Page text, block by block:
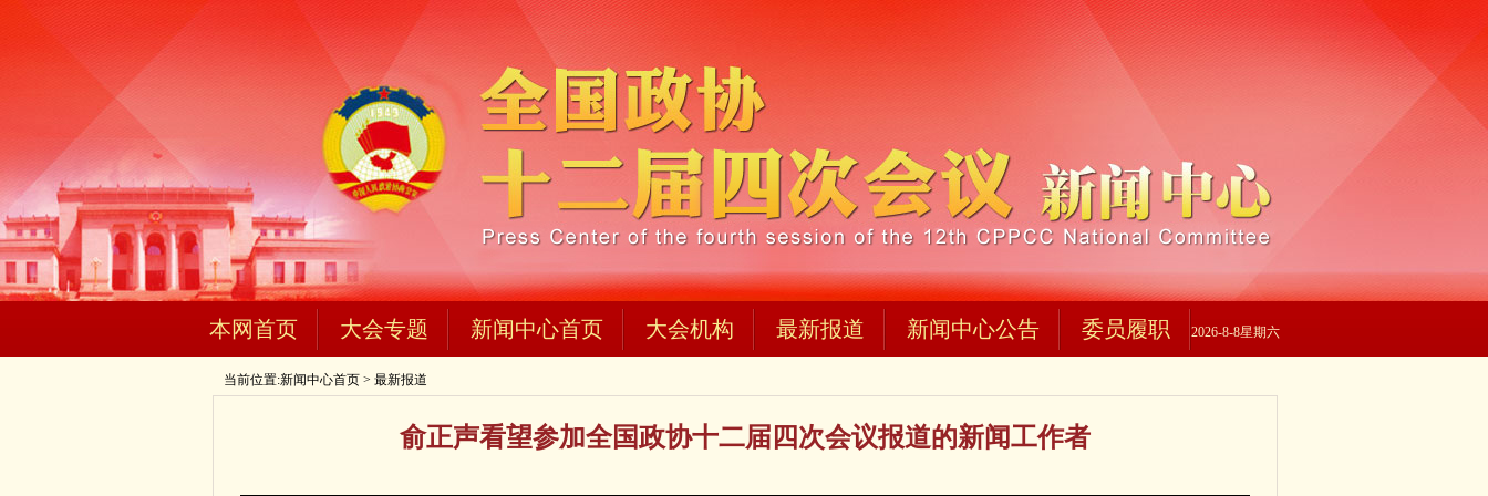
本网首页 大会专题 新闻中心首页 大会机构 最新报道 新闻中心公告 委员履职 2026-8-8星期六
当前位置:新闻中心首页 > 最新报道
俞正声看望参加全国政协十二届四次会议报道的新闻工作者